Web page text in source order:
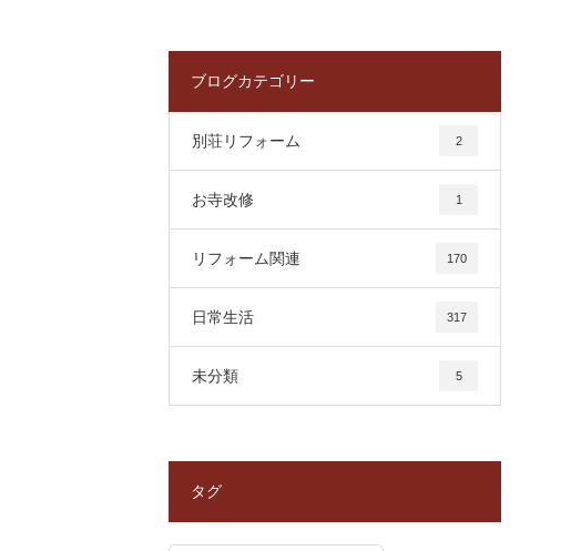
ブログカテゴリー
別荘リフォーム 2
お寺改修 1
リフォーム関連 170
日常生活 317
未分類 5
タグ